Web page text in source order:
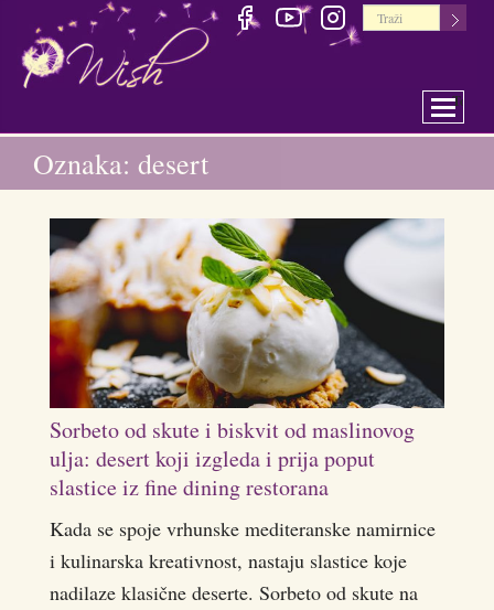
Oznaka: desert
Sorbeto od skute i biskvit od maslinovog
ulja: desert koji izgleda i prija poput
slastice iz fine dining restorana
Kada se spoje vrhunske mediteranske namirnice
i kulinarska kreativnost, nastaju slastice koje
nadilaze klasične deserte. Sorbeto od skute na